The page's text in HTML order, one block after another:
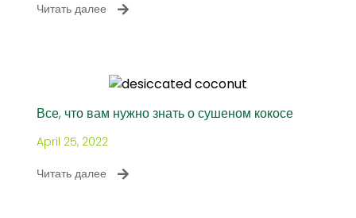
Читать далее
Все, что вам нужно знать о сушеном кокосе
April 25, 2022
Читать далее